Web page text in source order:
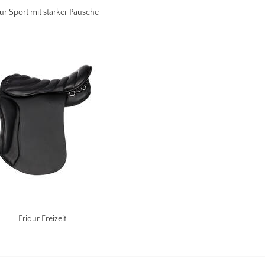
Sport mit starker Pausche
Fridur Freizeit